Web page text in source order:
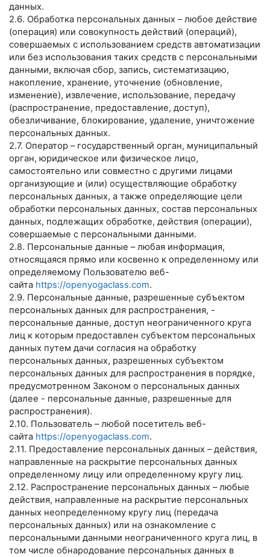
данных.
2.6. Обработка персональных данных – любое действие
(операция) или совокупность действий (операций),
совершаемых с использованием средств автоматизации
или без использования таких средств с персональными
данными, включая сбор, запись, систематизацию,
накопление, хранение, уточнение (обновление,
изменение), извлечение, использование, передачу
(распространение, предоставление, доступ),
обезличивание, блокирование, удаление, уничтожение
персональных данных.
2.7. Оператор – государственный орган, муниципальный
орган, юридическое или физическое лицо,
самостоятельно или совместно с другими лицами
организующие и (или) осуществляющие обработку
персональных данных, а также определяющие цели
обработки персональных данных, состав персональных
данных, подлежащих обработке, действия (операции),
совершаемые с персональными данными.
2.8. Персональные данные – любая информация,
относящаяся прямо или косвенно к определенному или
определяемому Пользователю веб-
сайта https://openyogaclass.com.
2.9. Персональные данные, разрешенные субъектом
персональных данных для распространения, -
персональные данные, доступ неограниченного круга
лиц к которым предоставлен субъектом персональных
данных путем дачи согласия на обработку
персональных данных, разрешенных субъектом
персональных данных для распространения в порядке,
предусмотренном Законом о персональных данных
(далее - персональные данные, разрешенные для
распространения).
2.10. Пользователь – любой посетитель веб-
сайта https://openyogaclass.com.
2.11. Предоставление персональных данных – действия,
направленные на раскрытие персональных данных
определенному лицу или определенному кругу лиц.
2.12. Распространение персональных данных – любые
действия, направленные на раскрытие персональных
данных неопределенному кругу лиц (передача
персональных данных) или на ознакомление с
персональными данными неограниченного круга лиц, в
том числе обнародование персональных данных в